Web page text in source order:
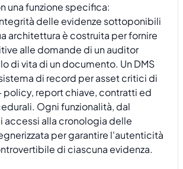
una funzione specifica:
delle evidenze sottoponibili
architettura è costruita per fornire
alle domande di un auditor
di vita di un documento. Un DMS
di record per asset critici di
report chiave, contratti ed
Ogni funzionalità, dal
accessi alla cronologia delle
per garantire l'autenticità
di ciascuna evidenza.